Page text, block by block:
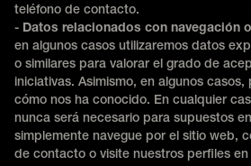
teléfono de contacto.
- Datos relacionados con navegación
en algunos casos utilizaremos datos
o similares para valorar el grado de
iniciativas. Asimismo, en algunos
cómo nos ha conocido. En cualquier
nunca será necesario para supuestos
simplemente navegue por el sitio web,
de contacto o visite nuestros perfiles en